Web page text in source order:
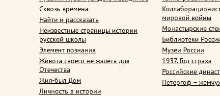
Сквозь времена
Найти и рассказать
Неизвестные страницы истории
русской школы
Элемент познания
Живота своего не жалеть для
Отечества
Жил-был Дом
Личность в истории
мировой войны
Монастырские
Библиотеки
Музеи России
1937. Год страха
Российские
Петергоф –